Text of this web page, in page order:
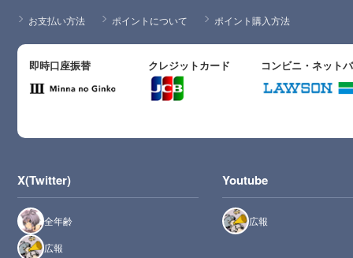
お支払い方法 ポイントについて ポイント購入方法
即時口座振替 クレジットカード コンビニ・ネット
X(Twitter)
全年齢
広報
Youtube
広報